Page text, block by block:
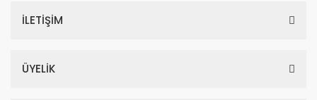
İLETİŞİM
ÜYELİK